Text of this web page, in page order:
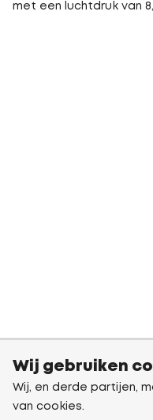
met een luchtdruk van
Wij gebruiken
Wij, en derde partijen,
van cookies.